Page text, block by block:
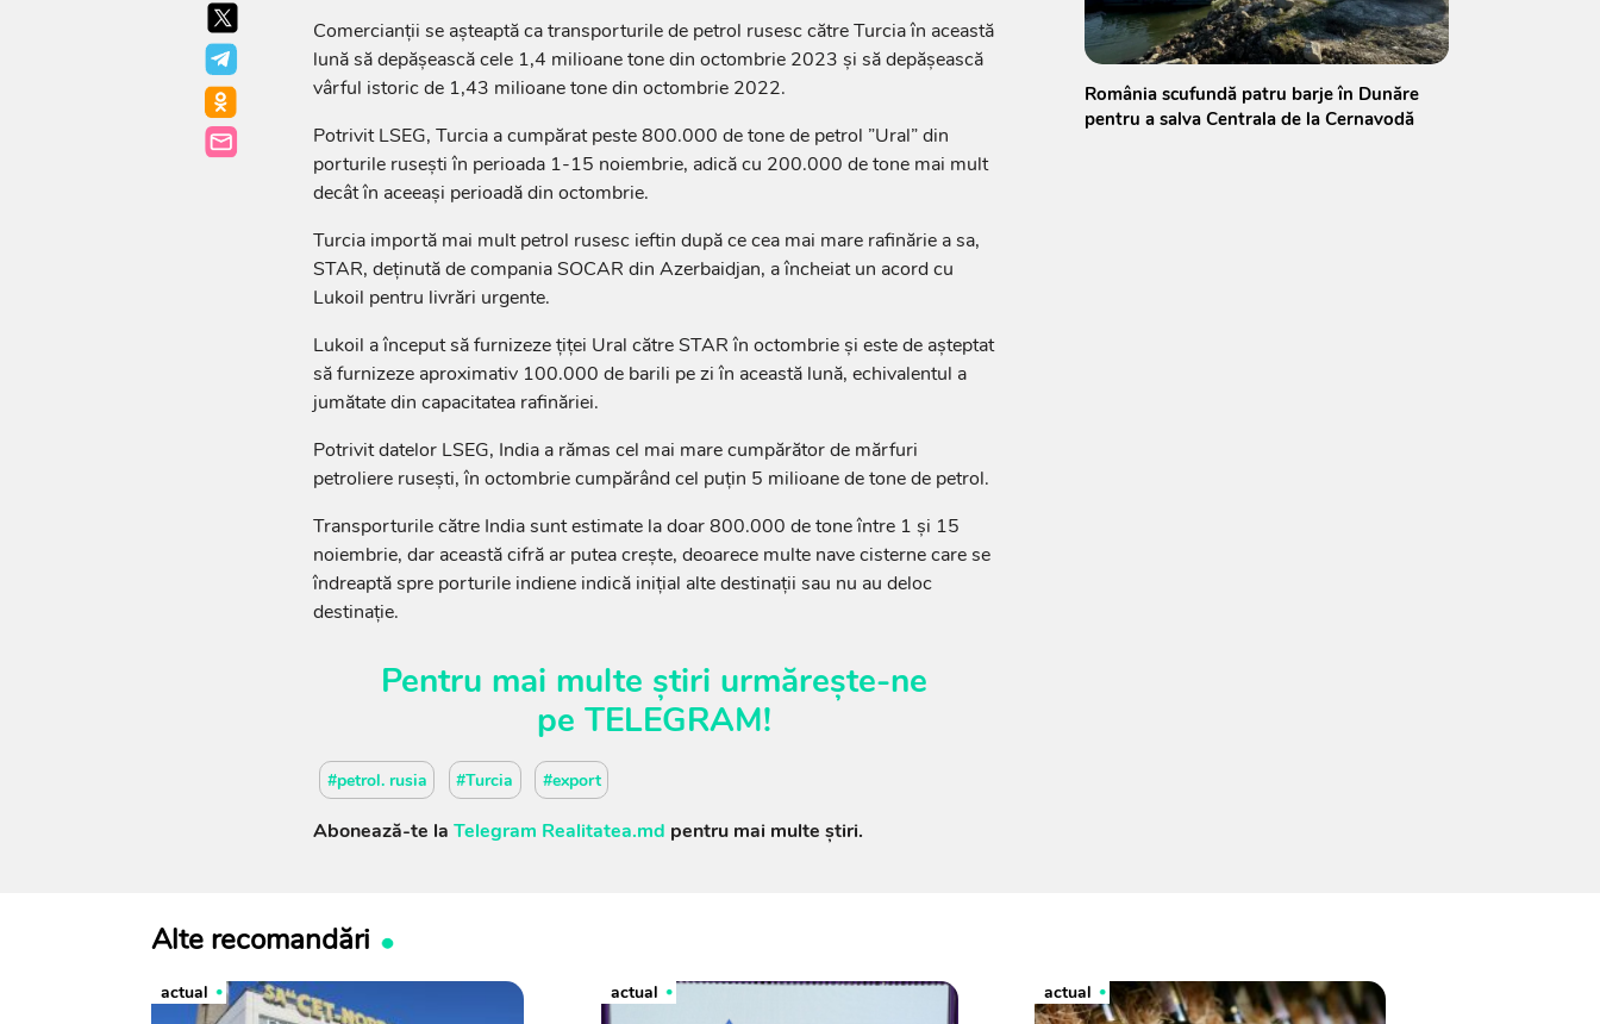
Comercianții se așteaptă ca transporturile de petrol rusesc către Turcia în această
lună să depășească cele 1,4 milioane tone din octombrie 2023 și să depășească
vârful istoric de 1,43 milioane tone din octombrie 2022.
Potrivit LSEG, Turcia a cumpărat peste 800.000 de tone de petrol ”Ural” din
porturile rusești în perioada 1-15 noiembrie, adică cu 200.000 de tone mai mult
decât în ​​aceeași perioadă din octombrie.
Turcia importă mai mult petrol rusesc ieftin după ce cea mai mare rafinărie a sa,
STAR, deținută de compania SOCAR din Azerbaidjan, a încheiat un acord cu
Lukoil pentru livrări urgente.
Lukoil a început să furnizeze țiței Ural către STAR în octombrie și este de așteptat
să furnizeze aproximativ 100.000 de barili pe zi în această lună, echivalentul a
jumătate din capacitatea rafinăriei.
Potrivit datelor LSEG, India a rămas cel mai mare cumpărător de mărfuri
petroliere rusești, în octombrie cumpărând cel puțin 5 milioane de tone de petrol.
Transporturile către India sunt estimate la doar 800.000 de tone între 1 și 15
noiembrie, dar această cifră ar putea crește, deoarece multe nave cisterne care se
îndreaptă spre porturile indiene indică inițial alte destinații sau nu au deloc
destinație.
Pentru mai multe știri urmărește-ne
pe TELEGRAM!
#petrol. rusia #Turcia #export
Abonează-te la Telegram Realitatea.md pentru mai multe știri.
România scufundă patru barje în Dunăre
pentru a salva Centrala de la Cernavodă
Alte recomandări
actual actual actual